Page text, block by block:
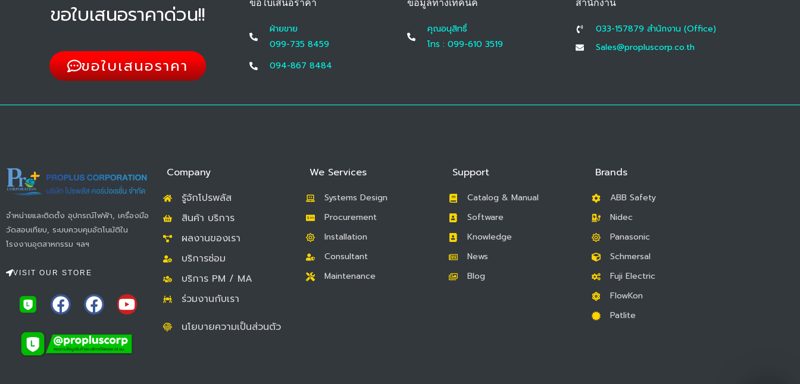
ขอใบเสนอราคาด่วน!!
ขอใบเสนอราคา
ขอใบเสนอราคา
ฝ่ายขาย
099-735 8459
094-867 8484
ข้อมูลทางเทคนิค
คุณอนุสิทธิ์
โทร : 099-610 3519
สำนักงาน
033-157879 สํานักงาน (Office)
Sales@propluscorp.co.th
จำหน่ายและติดตั้ง อุปกรณ์ไฟฟ้า, เครื่องมือ
วัดสอบเทียบ, ระบบควบคุมอัตโนมัติใน
โรงงานอุตสาหกรรม ฯลฯ
VISIT OUR STORE
F
a
c
e
F
a
c
e
Y
o
u
t
Company
รู้จักโปรพลัส
สินค้า บริการ
ผลงานของเรา
บริการซ่อม
บริการ PM / MA
ร่วมงานกับเรา
นโยบายความเป็นส่วนตัว
We Services
Systems Design
Procurement
Installation
Consultant
Maintenance
Support
Catalog & Manual
Software
Knowledge
News
Blog
Brands
ABB Safety
Nidec
Panasonic
Schmersal
Fuji Electric
FlowKon
Patlite